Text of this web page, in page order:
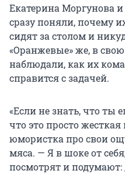
Екатерина Моргунова и
сразу поняли, почему
сидят за столом и
«Оранжевые» же, в свою
наблюдали, как их
справится с задачей.
«Если не знать, что ты
что это просто
юмористка про свои
мяса. — Я в шоке от
посмотрят и